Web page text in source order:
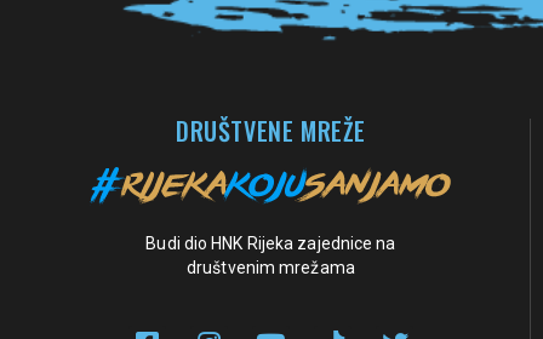
DRUŠTVENE MREŽE
Budi dio HNK Rijeka zajednice na
društvenim mrežama